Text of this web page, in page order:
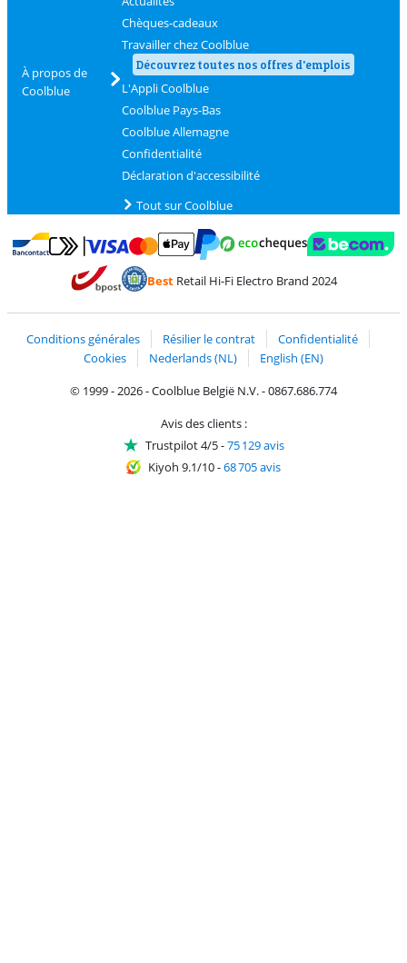
À propos de
Coolblue
Chèques-cadeaux
Travailler chez Coolblue
Découvrez toutes nos offres d'emplois
L'Appli Coolblue
Coolblue Pays-Bas
Coolblue Allemagne
Confidentialité
Déclaration d'accessibilité
Tout sur Coolblue
Payer avec Bancontact
Payer avec MasterCard et Visa via ClickToPay
Payer avec PayPal
BestRetail Hi-Fi Electro Brand 2024
Conditions générales Résilier le contrat
Confidentialité
Cookies
Nederlands (NL)
English (EN)
© 1999 - 2026 - Coolblue België N.V. - 0867.686.774
Avis des clients :
Trustpilot 4/5-75 129 avis
Kiyoh 9.1/10-68 705 avis